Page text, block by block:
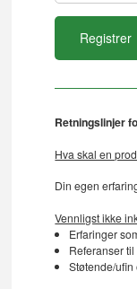
Retningslinjer
Hva skal en
Din egen
Vennligst ikke
Erfaringer
Referanser
Støtende/ufin